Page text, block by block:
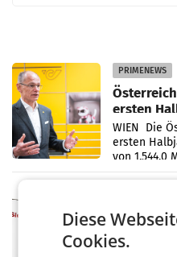
PRIMENEWS
ersten
WIEN Die
ersten
von 1.544,0
einem Plus
Diese
Cookies.